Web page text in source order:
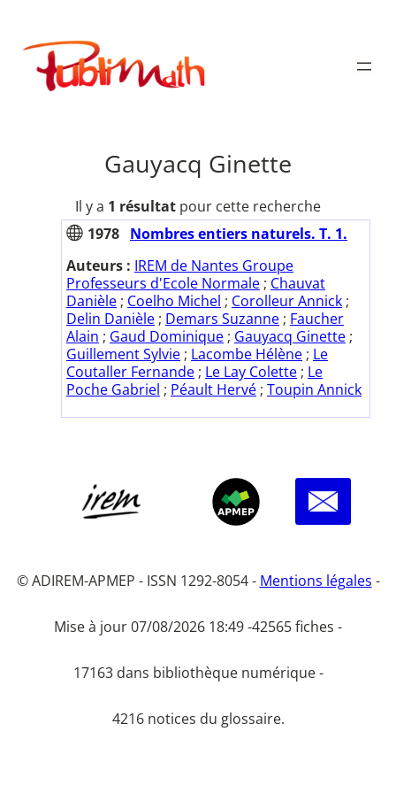
contenu
Publimath
Gauyacq Ginette
Il y a 1 résultat pour cette recherche
1978 Nombres entiers naturels. T. 1.
Auteurs : IREM de Nantes Groupe
Professeurs d'Ecole Normale ; Chauvat
Danièle ; Coelho Michel ; Corolleur Annick ;
Delin Danièle ; Demars Suzanne ; Faucher
Alain ; Gaud Dominique ; Gauyacq Ginette ;
Guillement Sylvie ; Lacombe Hélène ; Le
Coutaller Fernande ; Le Lay Colette ; Le
Poche Gabriel ; Péault Hervé ; Toupin Annick
© ADIREM-APMEP - ISSN 1292-8054 - Mentions légales -
Mise à jour 07/08/2026 18:49 -42565 fiches -
17163 dans bibliothèque numérique -
4216 notices du glossaire.